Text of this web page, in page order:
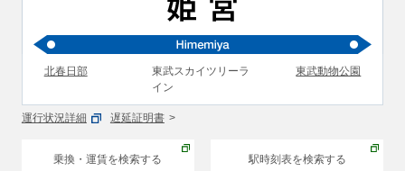
北春日部
東武スカイツリーラ
イン
東武動物公園
運行状況詳細 遅延証明書
乗換・運賃を検索する 駅時刻表を検索する